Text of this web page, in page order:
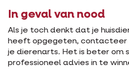
In geval van nood
Als je toch denkt dat je
heeft opgegeten, contacteer
je dierenarts. Het is beter om
professioneel advies in te